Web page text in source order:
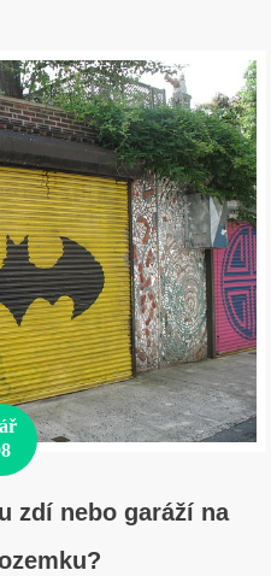
zdí nebo garáží na